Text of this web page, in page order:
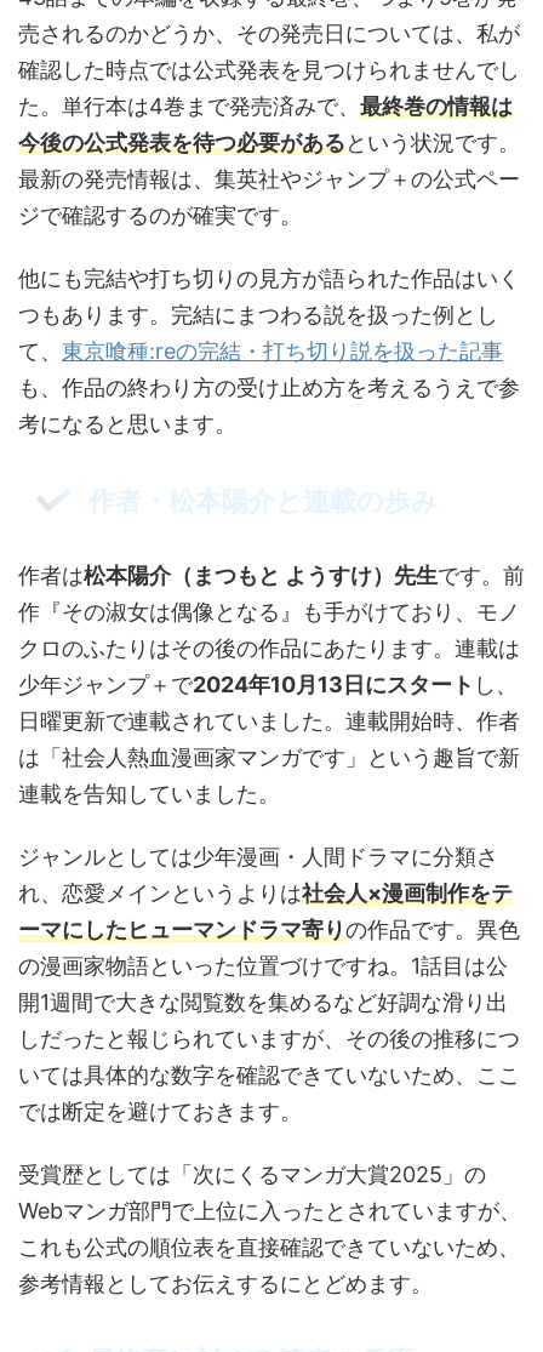
売されるのかどうか、その発売日については、私が
確認した時点では公式発表を見つけられませんでし
た。単行本は4巻まで発売済みで、 最終巻の情報は
今後の公式発表を待つ必要があるという状況です。
最新の発売情報は、集英社やジャンプ＋の公式ペー
ジで確認するのが確実です。
他にも完結や打ち切りの見方が語られた作品はいく
つもあります。完結にまつわる説を扱った例とし
て、 東京喰種:reの完結・打ち切り説を扱った記事
も、作品の終わり方の受け止め方を考えるうえで参
考になると思います。
作者・松本陽介と連載の歩み
作者は松本陽介（まつもと ようすけ）先生です。前
作『その淑女は偶像となる』も手がけており、モノ
クロのふたりはその後の作品にあたります。連載は
少年ジャンプ＋で2024年10月13日にスタート し、
日曜更新で連載されていました。連載開始時、作者
は「社会人熱血漫画家マンガです」という趣旨で新
連載を告知していました。
ジャンルとしては少年漫画・人間ドラマに分類さ
れ、恋愛メインというよりは社会人×漫画制作をテ
ーマにしたヒューマンドラマ寄りの作品です。異色
の漫画家物語といった位置づけですね。1話目は公
開1週間で大きな閲覧数を集めるなど好調な滑り出
しだったと報じられていますが、その後の推移につ
いては具体的な数字を確認できていないため、ここ
では断定を避けておきます。
受賞歴としては「次にくるマンガ大賞2025」の
Webマンガ部門で上位に入ったとされていますが、
これも公式の順位表を直接確認できていないため、
参考情報としてお伝えするにとどめます。